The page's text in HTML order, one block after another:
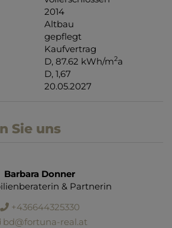
2014
Altbau
gepflegt
Kaufvertrag
D, 87.62 kWh/m2a
D, 1,67
20.05.2027
Sie uns
Barbara Donner
& Partnerin
+436644325330
bd@fortuna-real.at